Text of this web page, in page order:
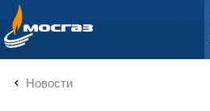
info@mos-gaz.ru
Новости